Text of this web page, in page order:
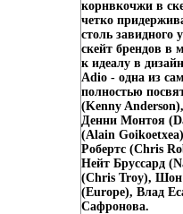
корнвкочжи в
четко
столь завидного
скейт брендов в
к идеалу в
Adio - одна из
полностью
(Kenny
Денни Монтоя
(Alain
Робертс (Chris
Нейт Бруссард
(Chris Troy), Шон
(Europe), Влад
Сафронова.